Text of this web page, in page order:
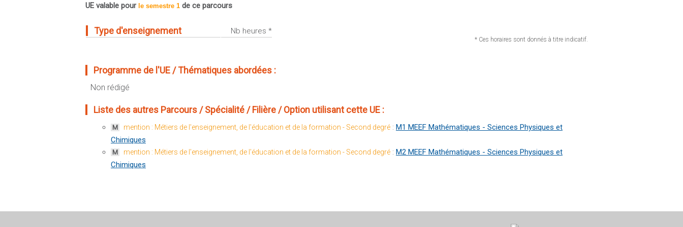
UE valable pour le semestre 1 de ce parcours
Type d'enseignement Nb heures *
* Ces horaires sont donnés à titre indicatif.
Programme de l'UE / Thématiques abordées :
Non rédigé
Liste des autres Parcours / Spécialité / Filière / Option utilisant cette UE :
M mention : Métiers de l'enseignement, de l'éducation et de la formation - Second degré : M1 MEEF Mathématiques - Sciences Physiques et
Chimiques
M mention : Métiers de l'enseignement, de l'éducation et de la formation - Second degré : M2 MEEF Mathématiques - Sciences Physiques et
Chimiques